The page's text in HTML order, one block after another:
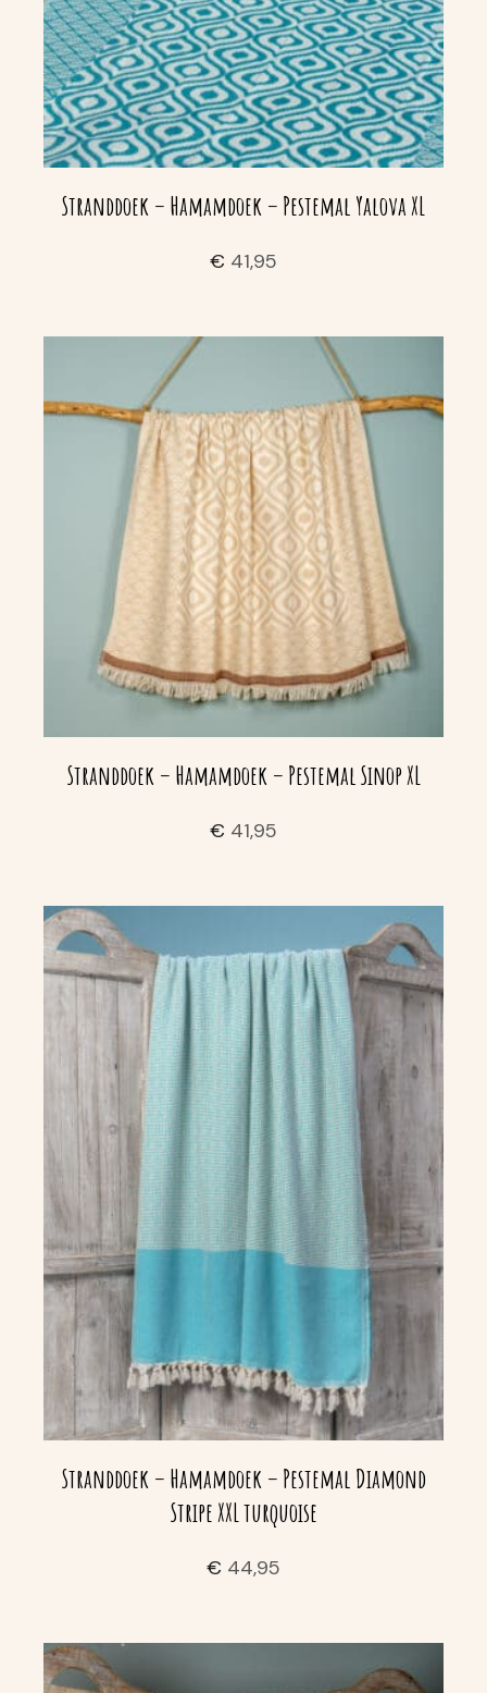
Stranddoek – Hamamdoek – Pestemal Yalova XL
€ 41,95
Stranddoek – Hamamdoek – Pestemal Sinop XL
€ 41,95
Stranddoek – Hamamdoek – Pestemal Diamond
Stripe XXL turquoise
€ 44,95